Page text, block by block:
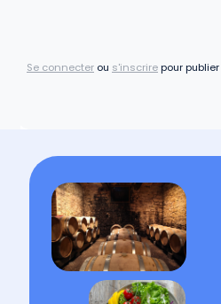
Se connecter ou s'inscrirepour